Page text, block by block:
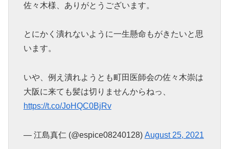
佐々木様、ありがとうございます。
とにかく潰れないように一生懸命もがきたいと思
います。
いや、例え潰れようとも町田医師会の佐々木崇は
大阪に来ても髪は切りませんからねっ、
https://t.co/JoHQC0BjRv
— 江島真仁 (@espice08240128) August 25, 2021